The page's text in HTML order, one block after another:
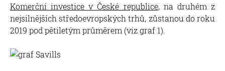
Komerční investice v České republice, na druhém z
nejsilnějších středoevropských trhů, zůstanou do roku
2019 pod pětiletým průměrem (viz graf 1).